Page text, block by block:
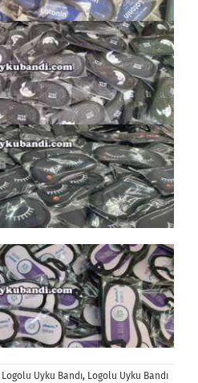
Logolu Uyku Bandı, Logolu Uyku Bandı